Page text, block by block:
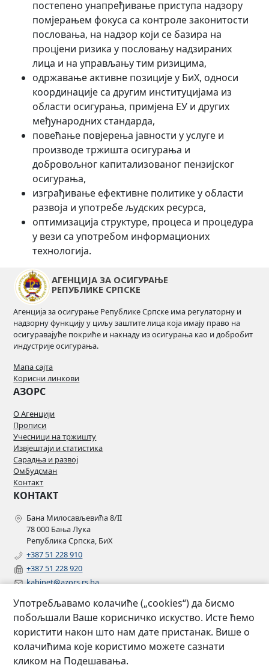
постепено унапређивање приступа надзору
помјерањем фокуса са контроле законитости
пословања, на надзор који се базира на
процјени ризика у пословању надзираних
лица и на управљању тим ризицима,
одржавање активне позиције у БиХ, односи
координације са другим институцијама из
области осигурања, примјена ЕУ и других
међународних стандарда,
повећање повјерења јавности у услуге и
производе тржишта осигурања и
добровољног капитализованог пензијског
осигурања,
изграђивање ефективне политике у области
развоја и употребе људских ресурса,
оптимизација структуре, процеса и процедура
у вези са употребом информационих
технологија.
АГЕНЦИЈА ЗА ОСИГУРАЊЕ
РЕПУБЛИКЕ СРПСКЕ
Агенција за осигурање Републике Српске има регулаторну и
надзорну функцију у циљу заштите лица која имају право на
осигуравајуће покриће и накнаду из осигурања као и добробит
индустрије осигурања.
Мапа сајта
Корисни линкови
АЗОРС
О Агенцији
Прописи
Учесници на тржишту
Извјештаји и статистика
Сарадња и развој
Омбудсман
Контакт
КОНТАКТ
Бана Милосављевића 8/II
78 000 Бања Лука
Република Српска, БиХ
+387 51 228 910
+387 51 228 920
kabinet@azors.rs.ba
szzp@azors.rs.ba
ПРАТИТЕ НАС
Facebook
Instagram
Употребљавамо колачиће („cookies“) да бисмо
побољшали Ваше корисничко искуство. Исте ћемо
користити након што нам дате пристанак. Више о
колачићима које користимо можете сазнати
кликом на Подешавања.